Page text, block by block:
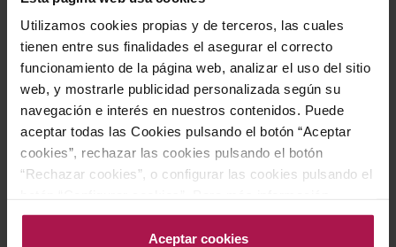
Utilizamos cookies propias y de terceros, las cuales
tienen entre sus finalidades el asegurar el correcto
funcionamiento de la página web, analizar el uso del sitio
web, y mostrarle publicidad personalizada según su
navegación e interés en nuestros contenidos. Puede
aceptar todas las Cookies pulsando el botón “Aceptar
cookies”, rechazar las cookies pulsando el botón
“Rechazar cookies”, o configurar las cookies pulsando el
acceda a nuestra Política de Cookies.Para más
información acceda a nuestraPolítica de Cookies
Aceptar cookies
Por su versatilidad y equilibrio, es una opción ideal para
disfrutar en cualquier momento del día, ya sea en el
desayuno, el almuerzo o la cena. Su perfil adaptable lo
convierte en un acompañante perfecto para distintas
ocasiones y estilos de comida.
Historia bodega